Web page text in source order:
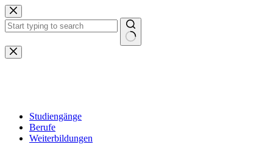
Zum
Inhalt
springen
Keine
Ergebnisse
Studiengänge
Berufe
Weiterbildungen